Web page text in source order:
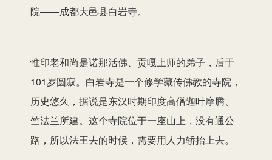
院——成都大邑县白岩寺。
惟印老和尚是诺那活佛、贡嘎上师的弟子，后于
101岁圆寂。白岩寺是一个修学藏传佛教的寺院，
历史悠久，据说是东汉时期印度高僧迦叶摩腾、
竺法兰所建。这个寺院位于一座山上，没有通公
路，所以法王去的时候，需要用人力轿抬上去。